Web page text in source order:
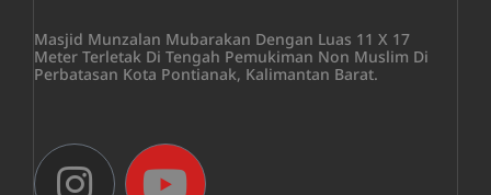
Masjid Munzalan Mubarakan Dengan Luas 11 X 17
Meter Terletak Di Tengah Pemukiman Non Muslim Di
Perbatasan Kota Pontianak, Kalimantan Barat.